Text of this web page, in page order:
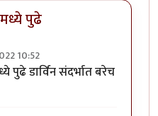
पुढे
10:52
byवामन देशमुख
पुढे डार्विन संदर्भात बरेच